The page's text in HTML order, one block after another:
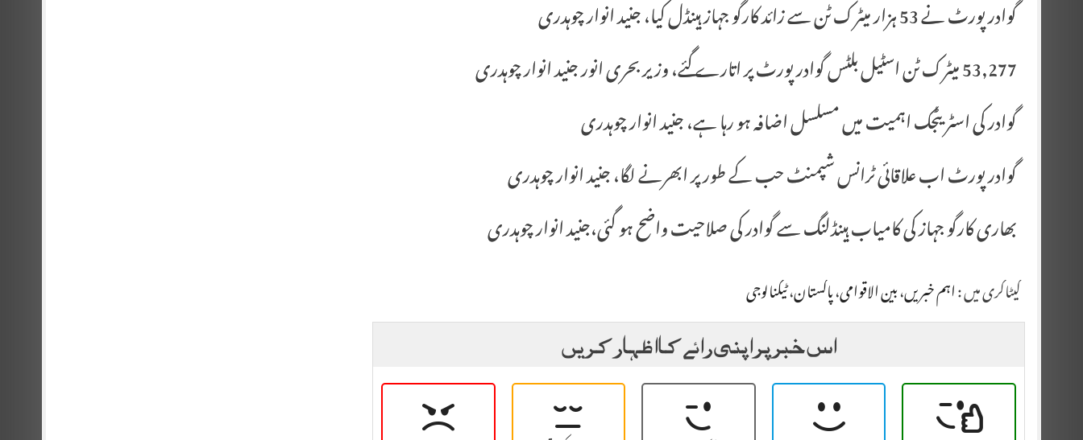
گوادر پورٹ نے 53 ہزار میٹرک ٹن سے زائد کارگو جہاز ہینڈل کیا، جنید انوار چوہدری
53,277 میٹرک ٹن اسٹیل بلٹس گوادر پورٹ پر اتارے گئے، وزیر بحری انور جنید انوار چوہدری
گوادر کی اسٹریٹجک اہمیت میں مسلسل اضافہ ہو رہا ہے، جنید انوار چوہدری
گوادر پورٹ اب علاقائی ٹرانس شپمنٹ حب کے طور پر ابھرنے لگا، جنید انوار چوہدری
بھاری کارگو جہاز کی کامیاب ہینڈلنگ سے گوادر کی صلاحیت واضح ہو گئی،جنید انوار چوہدری
کیٹاگری میں :اہم خبریں،بین الاقوامی،پاکستان،ٹیکنالوجی
اس خبر پر اپنی رائے کا اظہار کریں